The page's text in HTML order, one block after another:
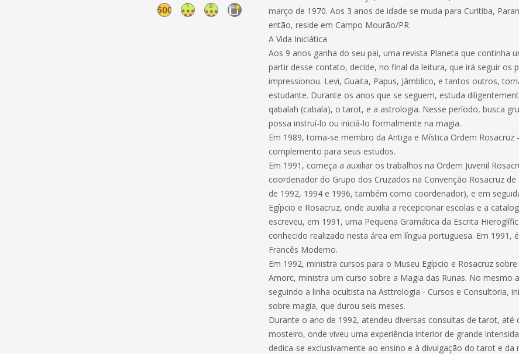
março de 1970. Aos 3 anos de idade se muda para Curitiba,
então, reside em Campo Mourão/PR.
A Vida Iniciática
Aos 9 anos ganha do seu pai, uma revista Planeta que continha
partir desse contato, decide, no final da leitura, que irá seguir os
impressionou. Levi, Guaita, Papus, Jâmblico, e tantos outros,
estudante. Durante os anos que se seguem, estuda
qabalah (cabala), o tarot, e a astrologia. Nesse período, busca
possa instruí-lo ou iniciá-lo formalmente na magia.
Em 1989, torna-se membro da Antiga e Mística Ordem Rosacruz
complemento para seus estudos.
Em 1991, começa a auxiliar os trabalhos na Ordem Juvenil
coordenador do Grupo dos Cruzados na Convenção Rosacruz
de 1992, 1994 e 1996, também como coordenador), e em
Egípcio e Rosacruz, onde auxilia a recepcionar escolas e a
escreveu, em 1991, uma Pequena Gramática da Escrita
conhecido realizado nesta área em língua portuguesa. Em 1991,
Francês Moderno.
Em 1992, ministra cursos para o Museu Egípcio e Rosacruz
Amorc, ministra um curso sobre a Magia das Runas. No mesmo
seguindo a linha ocultista na Asttrologia - Cursos e Consultoria,
sobre magia, que durou seis meses.
Durante o ano de 1992, atendeu diversas consultas de tarot, até
mosteiro, onde viveu uma experiência interior de grande
dedica-se exclusivamente ao ensino e à divulgação do tarot e da